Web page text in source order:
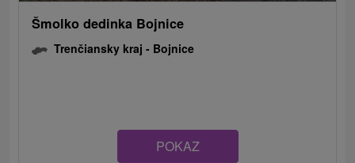
Šmolko dedinka Bojnice
Trenčiansky kraj - Bojnice
POKAZ